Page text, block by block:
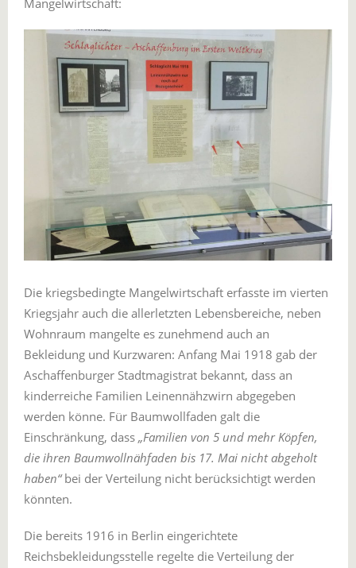
Mangelwirtschaft:
Die kriegsbedingte Mangelwirtschaft erfasste im vierten
Kriegsjahr auch die allerletzten Lebensbereiche, neben
Wohnraum mangelte es zunehmend auch an
Bekleidung und Kurzwaren: Anfang Mai 1918 gab der
Aschaffenburger Stadtmagistrat bekannt, dass an
kinderreiche Familien Leinennähzwirn abgegeben
werden könne. Für Baumwollfaden galt die
Einschränkung, dass „Familien von 5 und mehr Köpfen,
die ihren Baumwollnähfaden bis 17. Mai nicht abgeholt
haben“bei der Verteilung nicht berücksichtigt werden
könnten.
Die bereits 1916 in Berlin eingerichtete
Reichsbekleidungsstelle regelte die Verteilung der